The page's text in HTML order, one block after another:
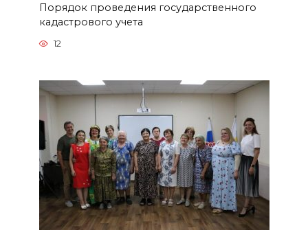
Порядок проведения государственного
кадастрового учета
12